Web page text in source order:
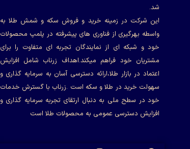
شد.
این شرکت در زمینه خرید و فروش سکه و شمش طلا به
واسطه بهرگیری از فناوری های پیشرفته در پلمپ محصولات
خود و شبکه ای از نمایندگان تجربه ای متفاوت را برای
مشتریان خود فراهم میکند.اهداف زرناب شامل افزایش
اعتماد در بازار طلا،ارائه دسترسی آسان به سرمایه گذاری و
سهولت خرید در طلا و سکه است .زرناب با گسترش خدمات
خود در سطح ملی به دنبال ارتقای تجربه سرمایه گذاری و
افزایش دسترسی عمومی به محصولات طلا است